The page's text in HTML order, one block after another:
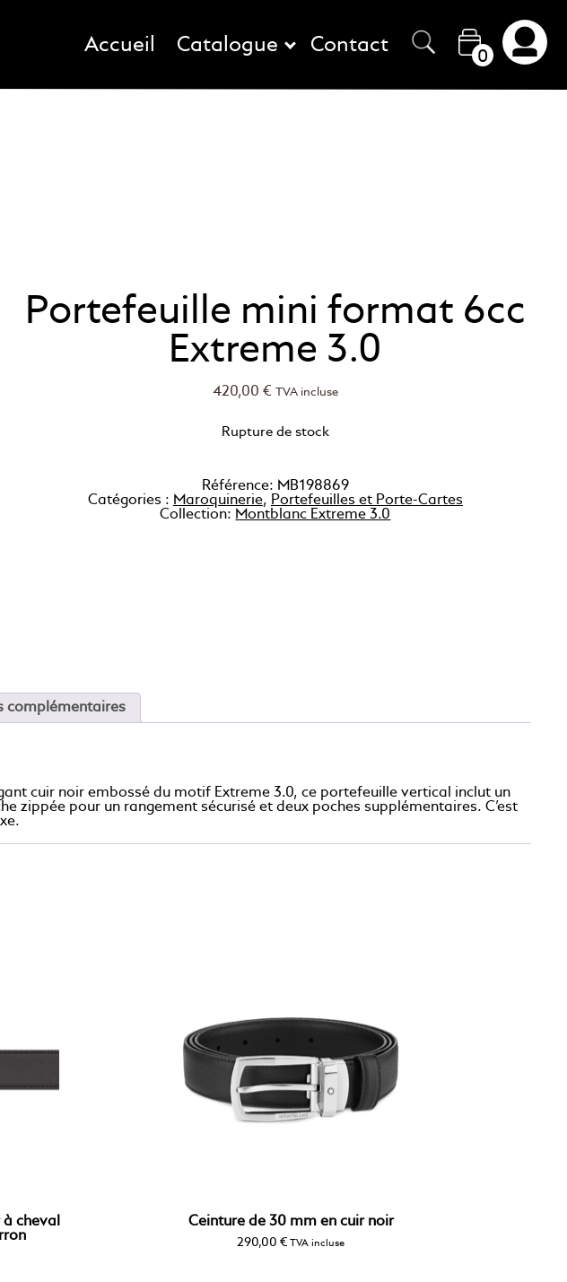
Accueil Catalogue Contact
0
Portefeuille mini format 6cc
Extreme 3.0
420,00 € TVA incluse
Rupture de stock
Référence: MB198869
Catégories : Maroquinerie, Portefeuilles et Porte-Cartes
Collection: Montblanc Extreme 3.0
complémentaires
cuir noir embossé du motif Extreme 3.0, ce portefeuille vertical inclut un
pour un rangement sécurisé et deux poches supplémentaires. C’est
cheval
Ceinture de 30 mm en cuir noir
290,00€ TVA incluse